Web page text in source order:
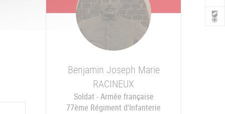
Atrux-Tallau Simon monuments aux Morts de Thônes (74)
Benjamin Joseph Marie
RACINEUX
Soldat - Armée française
77ème Régiment d'Infanterie